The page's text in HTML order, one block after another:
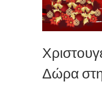
Δώρα